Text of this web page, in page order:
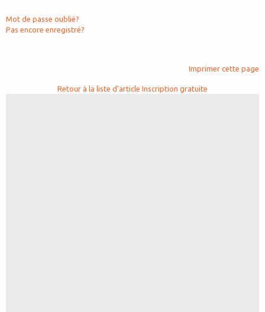
Mot de passe oublié?
Pas encore enregistré?
Imprimer cette page
Retour à la liste d'article Inscription gratuite